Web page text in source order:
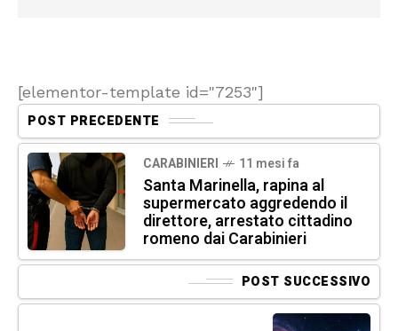
[elementor-template id="7253"]
POST PRECEDENTE
CARABINIERI 11 mesi fa
Santa Marinella, rapina al
supermercato aggredendo il
direttore, arrestato cittadino
romeno dai Carabinieri
POST SUCCESSIVO